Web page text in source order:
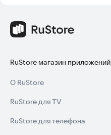
RuStore магазин приложений
О RuStore
RuStore для TV
RuStore для телефона